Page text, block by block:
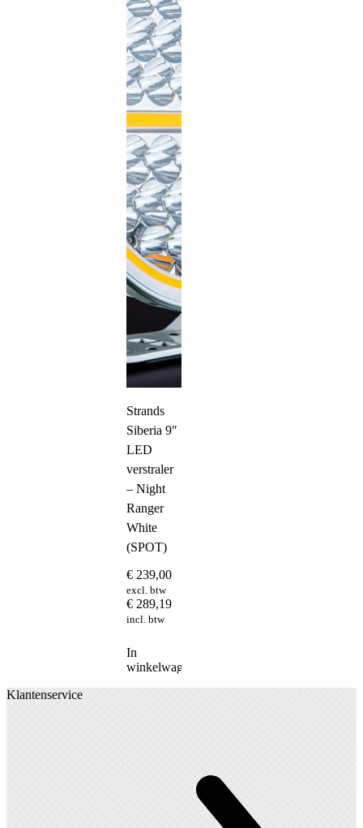
Strands
Siberia 9″
LED
verstraler
– Night
Ranger
White
(SPOT)
€ 239,00
excl. btw
€ 289,19
incl. btw
In
winkelwagen
Klantenservice